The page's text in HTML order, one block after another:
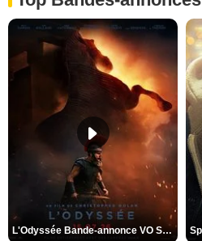
L'Odyssée Bande-annonce VO STFR